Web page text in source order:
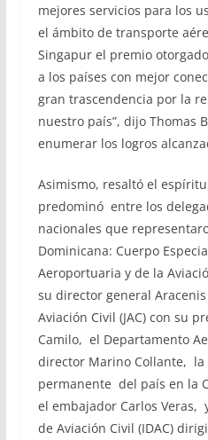
mejores servicios para los
el ámbito de transporte
Singapur el premio
a los países con mejor
gran trascendencia por la
nuestro país”, dijo Thomas
enumerar los logros
Asimismo, resaltó el
predominó entre los
nacionales que
Dominicana: Cuerpo
Aeroportuaria y de la
su director general
Aviación Civil (JAC) con su
Camilo, el Departamento
director Marino Collante, la
permanente del país en la
el embajador Carlos Veras,
de Aviación Civil (IDAC)